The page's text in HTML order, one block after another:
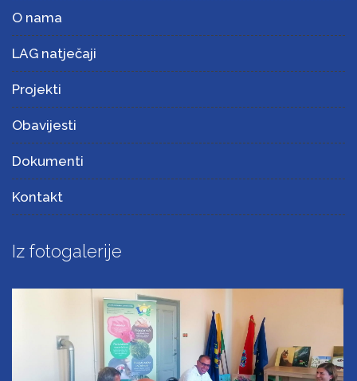
O nama
LAG natječaji
Projekti
Obavijesti
Dokumenti
Kontakt
Iz fotogalerije